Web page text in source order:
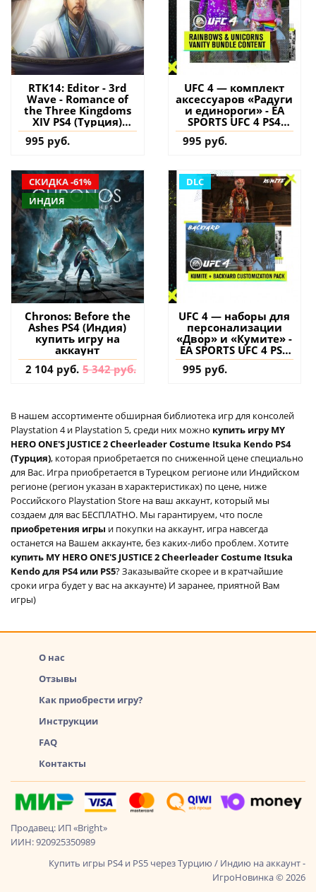
RTK14: Editor - 3rd
Wave - Romance of
the Three Kingdoms
XIV PS4 (Турция)
купить дополнение
на аккаунт
995 руб.
UFC 4 — комплект
аксессуаров «Радуги
и единороги» - EA
SPORTS UFC 4 PS4
(Турция) купить
дополнение на
995 руб.
СКИДКА -61%
ИНДИЯ
Chronos: Before the
Ashes PS4 (Индия)
купить игру на
аккаунт
2 104 руб. 5 342 руб.
DLC
UFC 4 — наборы для
персонализации
«Двор» и «Кумите» -
EA SPORTS UFC 4 PS4
(Турция) купить
дополнение на
995 руб.
В нашем ассортименте обширная библиотека игр для консолей
Playstation 4 и Playstation 5, среди них можно купить игру MY
HERO ONE'S JUSTICE 2 Cheerleader Costume Itsuka Kendo PS4
(Турция), которая приобретается по сниженной цене специально
для Вас. Игра приобретается в Турецком регионе или Индийском
регионе (регион указан в характеристиках) по цене, ниже
Российского Playstation Store на ваш аккаунт, который мы
создаем для вас БЕСПЛАТНО. Мы гарантируем, что после
приобретения игры и покупки на аккаунт, игра навсегда
останется на Вашем аккаунте, без каких-либо проблем. Хотите
купить MY HERO ONE'S JUSTICE 2 Cheerleader Costume Itsuka
Kendo для PS4 или PS5? Заказывайте скорее и в кратчайшие
сроки игра будет у вас на аккаунте) И заранее, приятной Вам
игры)
О нас
Отзывы
Как приобрести игру?
Инструкции
FAQ
Контакты
Продавец: ИП «Bright»
ИИН: 920925350989
Купить игры PS4 и PS5 через Турцию / Индию на аккаунт -
ИгроНовинка © 2026